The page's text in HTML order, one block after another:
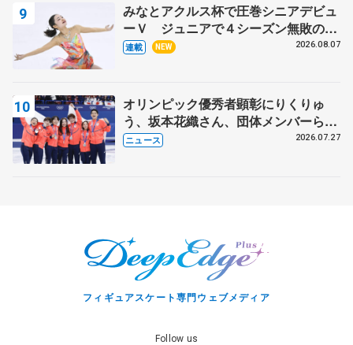
みなとアクルス杯で圧巻シニアデビュ
ーＶ ジュニアで４シーズン無敗の島
田麻央
連載 NEW 2026.08.07
オリンピック優秀者顕彰にりくりゅ
う、坂本花織さん、団体メンバーら
8月7日に文科省が表彰式、ブルーノ・
ニュース 2026.07.27
フィギュアスケート専門ウェブメディア
Follow us